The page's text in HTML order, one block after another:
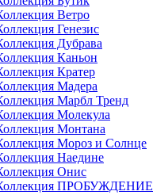
Ветро
Генезис
Дубрава
Каньон
Кратер
Мадера
Марбл Тренд
Молекула
Монтана
Мороз и Солнце
Наедине
Онис
ПРОБУЖДЕНИЕ